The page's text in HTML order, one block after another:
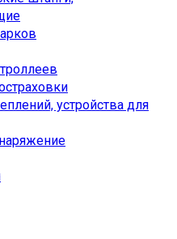
устройства для